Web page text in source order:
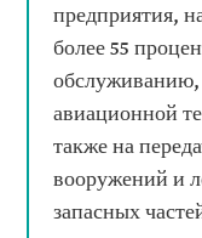
предприятия,
более 55
обслуживанию,
авиационной
также на
вооружений и
запасных